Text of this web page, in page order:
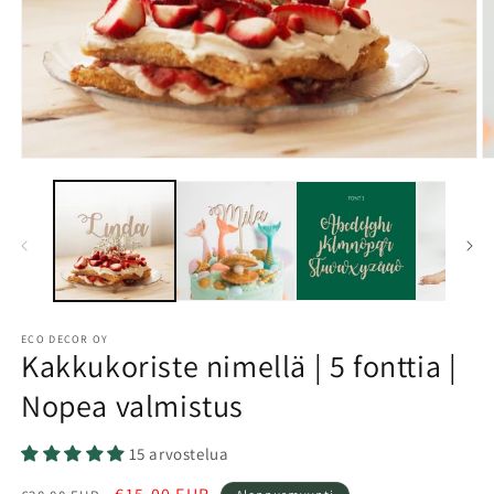
aineisto
modaalisessa
ECO DECOR OY
Kakkukoriste nimellä | 5 fonttia |
Nopea valmistus
15 arvostelua